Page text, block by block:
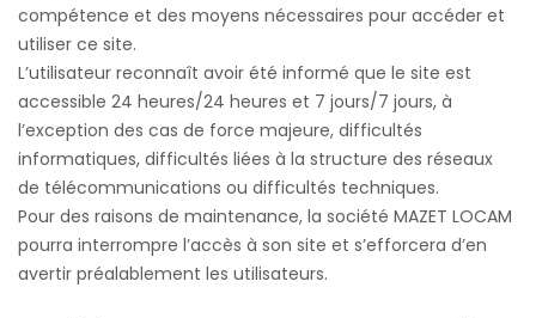
compétence et des moyens nécessaires pour accéder et
utiliser ce site.
L’utilisateur reconnaît avoir été informé que le site est
accessible 24 heures/24 heures et 7 jours/7 jours, à
l’exception des cas de force majeure, difficultés
informatiques, difficultés liées à la structure des réseaux
de télécommunications ou difficultés techniques.
Pour des raisons de maintenance, la société MAZET LOCAM
pourra interrompre l’accès à son site et s’efforcera d’en
avertir préalablement les utilisateurs.